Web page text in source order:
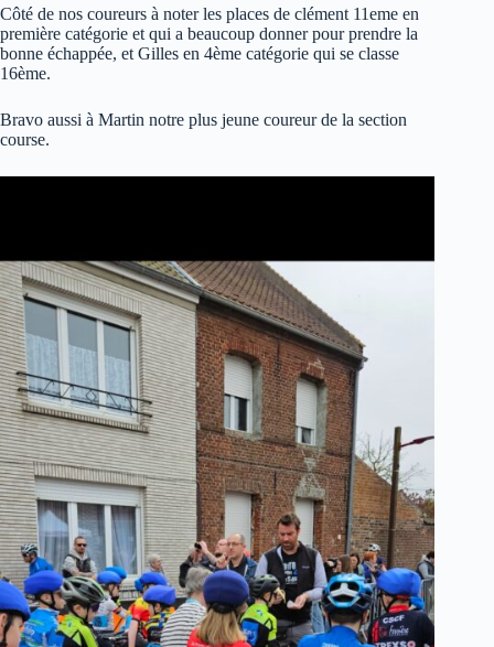
Côté de nos coureurs à noter les places de clément 11eme en
première catégorie et qui a beaucoup donner pour prendre la
bonne échappée, et Gilles en 4ème catégorie qui se classe
16ème.
Bravo aussi à Martin notre plus jeune coureur de la section
course.